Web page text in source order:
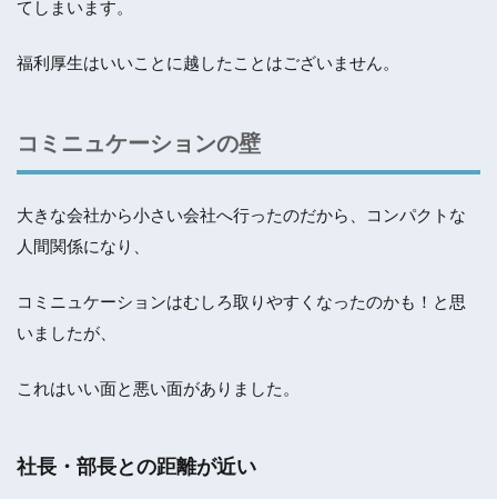
てしまいます。
福利厚生はいいことに越したことはございません。
コミニュケーションの壁
大きな会社から小さい会社へ行ったのだから、コンパクトな
人間関係になり、
コミニュケーションはむしろ取りやすくなったのかも！と思
いましたが、
これはいい面と悪い面がありました。
社長・部長との距離が近い